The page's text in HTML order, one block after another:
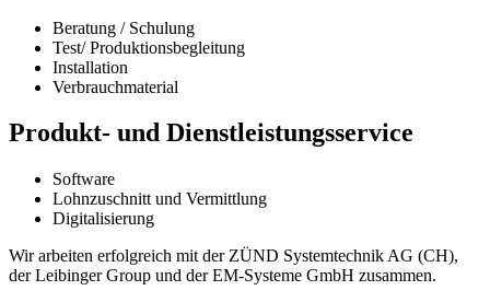
Beratung / Schulung
Test/ Produktionsbegleitung
Installation
Verbrauchmaterial
Produkt- und Dienstleistungsservice
Software
Lohnzuschnitt und Vermittlung
Digitalisierung
Wir arbeiten erfolgreich mit der ZÜND Systemtechnik AG (CH),
der Leibinger Group und der EM-Systeme GmbH zusammen.